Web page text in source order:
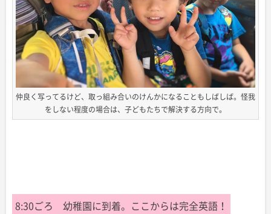
仲良く写ってるけど、取っ組み合いのけんかになることもしばしば。怪我
をしない程度の場合は、子どもたちで解決する方向で。
8:30ごろ 幼稚園に到着。ここからは完全英語！